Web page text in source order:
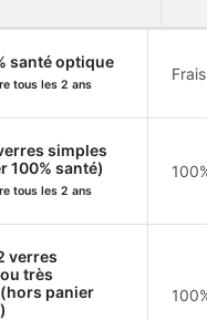
santé optique
tous les 2 ans
simples
100% santé)
tous les 2 ans
verres
très
panier